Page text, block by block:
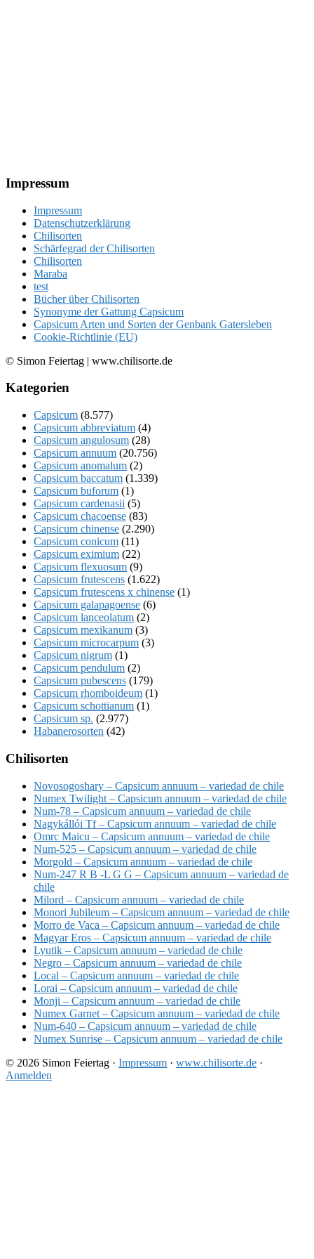
Footer
Impressum
Impressum
Datenschutzerklärung
Chilisorten
Schärfegrad der Chilisorten
Chilisorten
Maraba
test
Bücher über Chilisorten
Synonyme der Gattung Capsicum
Capsicum Arten und Sorten der Genbank Gatersleben
Cookie-Richtlinie (EU)
© Simon Feiertag | www.chilisorte.de
Kategorien
Capsicum (8.577)
Capsicum abbreviatum (4)
Capsicum angulosum (28)
Capsicum annuum (20.756)
Capsicum anomalum (2)
Capsicum baccatum (1.339)
Capsicum buforum (1)
Capsicum cardenasii (5)
Capsicum chacoense (83)
Capsicum chinense (2.290)
Capsicum conicum (11)
Capsicum eximium (22)
Capsicum flexuosum (9)
Capsicum frutescens (1.622)
Capsicum frutescens x chinense (1)
Capsicum galapagoense (6)
Capsicum lanceolatum (2)
Capsicum mexikanum (3)
Capsicum microcarpum (3)
Capsicum nigrum (1)
Capsicum pendulum (2)
Capsicum pubescens (179)
Capsicum rhomboideum (1)
Capsicum schottianum (1)
Capsicum sp. (2.977)
Habanerosorten (42)
Chilisorten
Novosogoshary – Capsicum annuum – variedad de chile
Numex Twilight – Capsicum annuum – variedad de chile
Num-78 – Capsicum annuum – variedad de chile
Nagykállói Tf – Capsicum annuum – variedad de chile
Omrc Maicu – Capsicum annuum – variedad de chile
Num-525 – Capsicum annuum – variedad de chile
Morgold – Capsicum annuum – variedad de chile
Num-247 R B -L G G – Capsicum annuum – variedad de
chile
Milord – Capsicum annuum – variedad de chile
Monori Jubileum – Capsicum annuum – variedad de chile
Morro de Vaca – Capsicum annuum – variedad de chile
Magyar Eros – Capsicum annuum – variedad de chile
Lyutik – Capsicum annuum – variedad de chile
Negro – Capsicum annuum – variedad de chile
Local – Capsicum annuum – variedad de chile
Lorai – Capsicum annuum – variedad de chile
Monji – Capsicum annuum – variedad de chile
Numex Garnet – Capsicum annuum – variedad de chile
Num-640 – Capsicum annuum – variedad de chile
Numex Sunrise – Capsicum annuum – variedad de chile
© 2026 Simon Feiertag · Impressum · www.chilisorte.de ·
Anmelden